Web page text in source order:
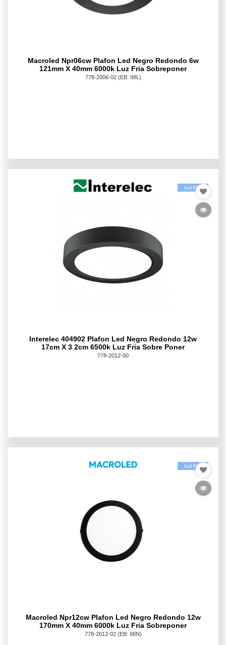
Macroled Npr06cw Plafon Led Negro Redondo 6w
121mm X 40mm 6000k Luz Fria Sobreponer
778-2006-02(EB: II8L)
Interelec 404902 Plafon Led Negro Redondo 12w
17cm X 3 2cm 6500k Luz Fria Sobre Poner
778-2012-00
Macroled Npr12cw Plafon Led Negro Redondo 12w
170mm X 40mm 6000k Luz Fria Sobreponer
778-2012-02(EB: II8N)